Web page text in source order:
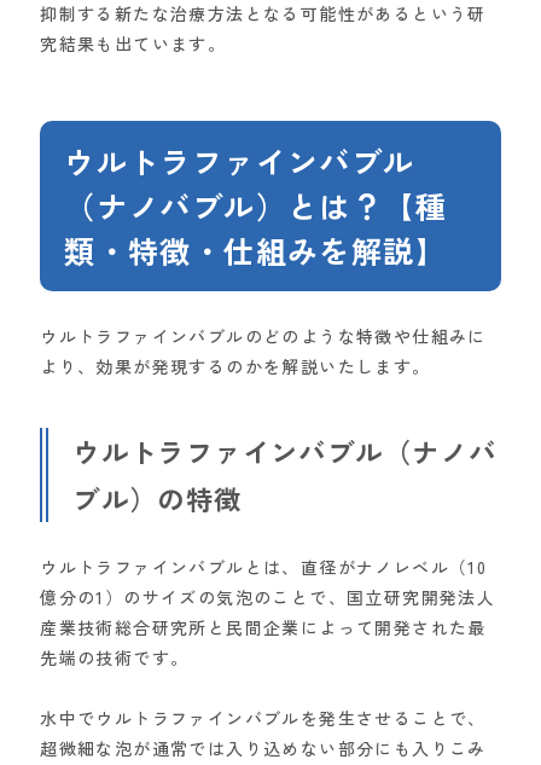
抑制する新たな治療方法となる可能性があるという研
究結果も出ています。
ウルトラファインバブル
（ナノバブル）とは？【種
類・特徴・仕組みを解説】
ウルトラファインバブルのどのような特徴や仕組みに
より、効果が発現するのかを解説いたします。
ウルトラファインバブル（ナノバ
ブル）の特徴
ウルトラファインバブルとは、直径がナノレベル（10
億分の1）のサイズの気泡のことで、国立研究開発法人
産業技術総合研究所と民間企業によって開発された最
先端の技術です。
水中でウルトラファインバブルを発生させることで、
超微細な泡が通常では入り込めない部分にも入りこみ